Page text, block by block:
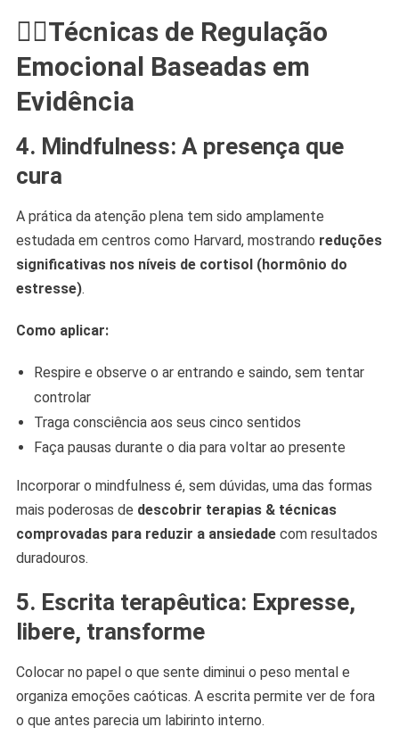
🧘‍♀️Técnicas de Regulação
Emocional Baseadas em
Evidência
4. Mindfulness: A presença que
cura
A prática da atenção plena tem sido amplamente
estudada em centros como Harvard, mostrando reduções
significativas nos níveis de cortisol (hormônio do
estresse).
Como aplicar:
Respire e observe o ar entrando e saindo, sem tentar
controlar
Traga consciência aos seus cinco sentidos
Faça pausas durante o dia para voltar ao presente
Incorporar o mindfulness é, sem dúvidas, uma das formas
mais poderosas de descobrir terapias & técnicas
comprovadas para reduzir a ansiedadecom resultados
duradouros.
5. Escrita terapêutica: Expresse,
libere, transforme
Colocar no papel o que sente diminui o peso mental e
organiza emoções caóticas. A escrita permite ver de fora
o que antes parecia um labirinto interno.